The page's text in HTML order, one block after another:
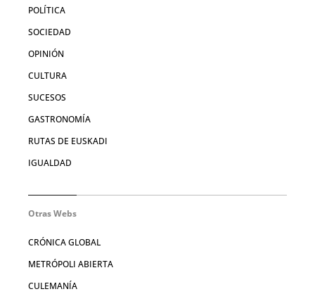
POLÍTICA
SOCIEDAD
OPINIÓN
CULTURA
SUCESOS
GASTRONOMÍA
RUTAS DE EUSKADI
IGUALDAD
Otras Webs
CRÓNICA GLOBAL
METRÓPOLI ABIERTA
CULEMANÍA